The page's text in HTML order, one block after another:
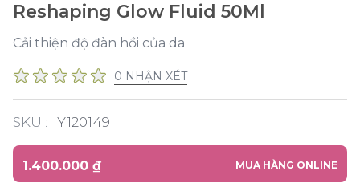
Reshaping Glow Fluid 50Ml
Cải thiện độ đàn hồi của da
0 NHẬN XÉT
SKU : Y120149
1.400.000 ₫ MUA HÀNG ONLINE